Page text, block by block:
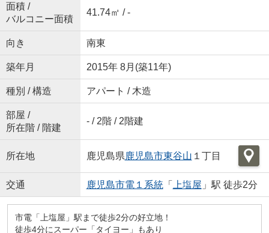
面積 /
バルコニー面積
41.74㎡ / -
向き 南東
築年月 2015年 8月(築11年)
種別 / 構造 アパート / 木造
部屋 /
所在階 / 階建
- / 2階 / 2階建
所在地 鹿児島県鹿児島市東谷山 １丁目
交通 鹿児島市電１系統「 上塩屋 」駅 徒歩2分
市電「上塩屋」駅まで徒歩2分の好立地！
徒歩4分にスーパー「タイヨー」もあり